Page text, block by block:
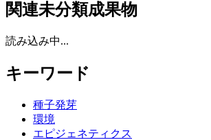
関連未分類成果物
読み込み中...
キーワード
種子発芽
環境
エピジェネティクス